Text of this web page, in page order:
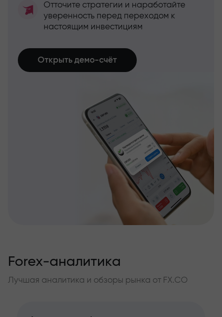
Отточите стратегии и наработайте
уверенность перед переходом к
настоящим инвестициям
Открыть демо-счёт
Forex-аналитика
Лучшая аналитика и обзоры рынка от FX.CO